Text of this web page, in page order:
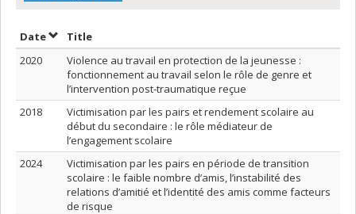
DateSort by date in descending order
Title
2020
Violence au travail en protection de la jeunesse :
fonctionnement au travail selon le rôle de genre et
l’intervention post-traumatique reçue
2018
Victimisation par les pairs et rendement scolaire au
début du secondaire : le rôle médiateur de
l’engagement scolaire
2024
Victimisation par les pairs en période de transition
scolaire : le faible nombre d’amis, l’instabilité des
relations d’amitié et l’identité des amis comme facteurs
de risque